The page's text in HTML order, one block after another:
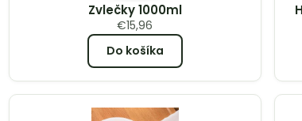
Zvlečky 1000ml
€15,96
Do košíka